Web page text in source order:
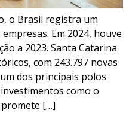
o Brasil registra um
Em 2024, houve
a 2023. Santa Catarina
com 243.797 novas
dos principais polos
como o
promete […]